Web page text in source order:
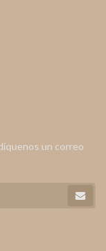
un correo